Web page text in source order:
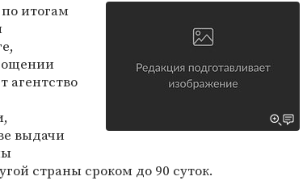
итогам
агентство
выдачи
страны сроком до 90 суток.